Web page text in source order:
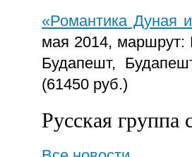
«Романтика Дуная
мая 2014, маршрут:
Будапешт,
(61450 руб.)
Русская